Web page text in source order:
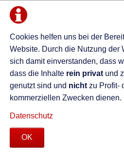
Cookies helfen uns bei der
Website. Durch die Nutzung der
sich damit einverstanden, dass
dass die Inhalte rein privat und
genutzt sind und nicht zu Profit-
kommerziellen Zwecken dienen.
Datenschutz
OK